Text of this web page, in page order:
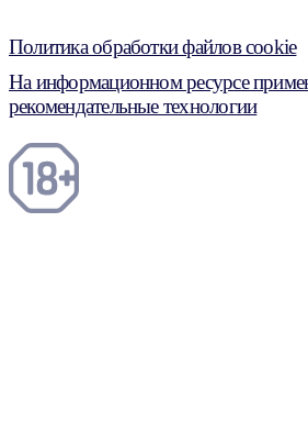
Политика обработки файлов cookie
На информационном ресурсе
рекомендательные технологии